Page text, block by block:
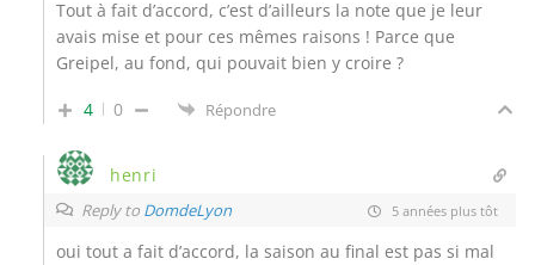
Tout à fait d’accord, c’est d’ailleurs la note que je leur
avais mise et pour ces mêmes raisons ! Parce que
Greipel, au fond, qui pouvait bien y croire ?
4 0 Répondre
henri
Reply to DomdeLyon 5 années plus tôt
oui tout a fait d’accord, la saison au final est pas si mal